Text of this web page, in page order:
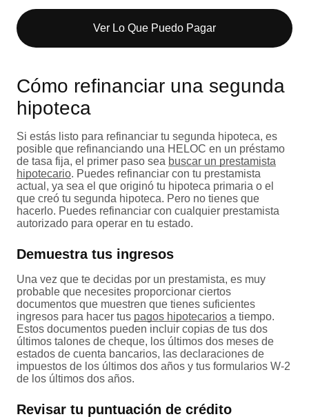
Ver Lo Que Puedo Pagar​
Cómo refinanciar una segunda
hipoteca
Si estás listo para refinanciar tu segunda hipoteca, es
posible que refinanciando una HELOC en un préstamo
de tasa fija, el primer paso sea buscar un prestamista
hipotecario. Puedes refinanciar con tu prestamista
actual, ya sea el que originó tu hipoteca primaria o el
que creó tu segunda hipoteca. Pero no tienes que
hacerlo. Puedes refinanciar con cualquier prestamista
autorizado para operar en tu estado.
Demuestra tus ingresos
Una vez que te decidas por un prestamista, es muy
probable que necesites proporcionar ciertos
documentos que muestren que tienes suficientes
ingresos para hacer tus pagos hipotecarios a tiempo.
Estos documentos pueden incluir copias de tus dos
últimos talones de cheque, los últimos dos meses de
estados de cuenta bancarios, las declaraciones de
impuestos de los últimos dos años y tus formularios W-2
de los últimos dos años.
Revisar tu puntuación de crédito